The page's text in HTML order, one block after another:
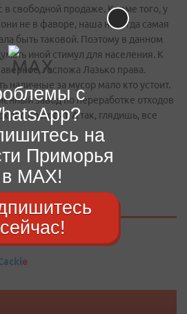
в свободной продаже. Кроме того, у
не в фаворе, наша некогда самая
быть таковой. Поэтому в данном
иной стимул для населения. К
госпожа Лазько права.
наличные за мусор мало кто устоит.
завод по переработке отходов
построят. А так, глядишь, все
e
с
на
Приморья
в MAX!
сейчас!